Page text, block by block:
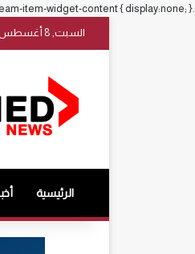
.stream-item-widget-content { display:none; }
السبت, 8 أغسطس 2026
الرئيسية